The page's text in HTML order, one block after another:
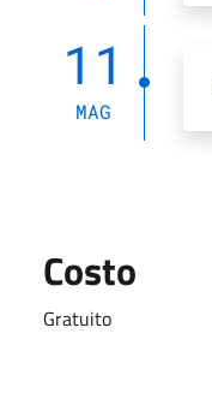
11
MAG
Costo
Gratuito